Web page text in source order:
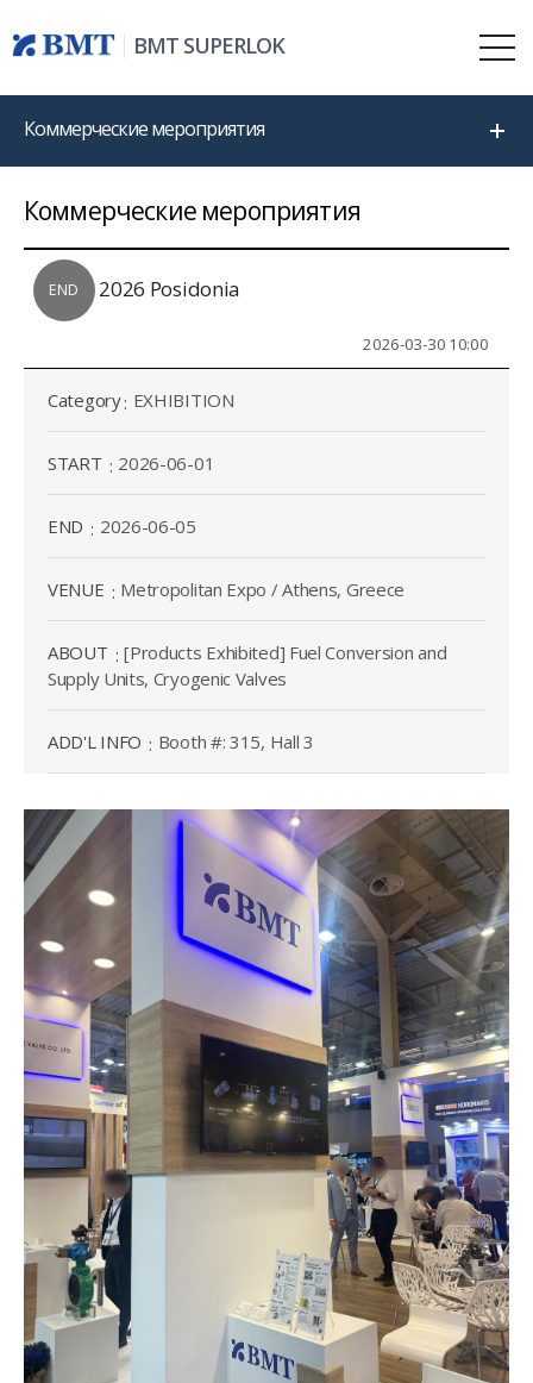
BMT SUPERLOK
Коммерческие мероприятия
Коммерческие мероприятия
END 2026 Posidonia
2026-03-30 10:00
Category EXHIBITION
START 2026-06-01
END 2026-06-05
VENUE Metropolitan Expo / Athens, Greece
ABOUT
[Products Exhibited] Fuel Conversion and
Supply Units, Cryogenic Valves
ADD'L INFO Booth #: 315, Hall 3